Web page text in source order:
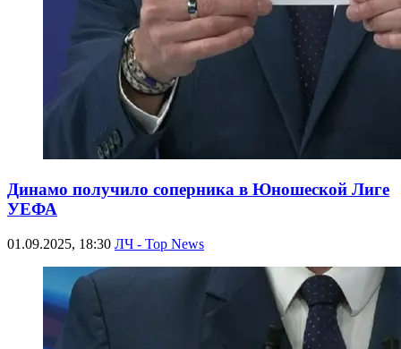
Динамо получило соперника в Юношеской Лиге
УЕФА
01.09.2025, 18:30 ЛЧ - Top News